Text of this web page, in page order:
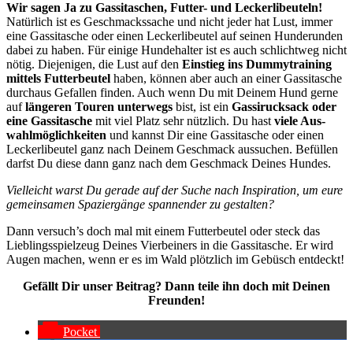
Wir sagen Ja zu Gas­si­ta­schen, Fut­ter- und Lecker­li­beu­teln!
Natür­lich ist es Geschmacks­sa­che und nicht jeder hat Lust, immer
eine Gas­si­ta­sche oder einen Lecker­li­beu­tel auf sei­nen Hun­de­run­den
dabei zu haben. Für eini­ge Hun­de­hal­ter ist es auch schlicht­weg nicht
nötig. Die­je­ni­gen, die Lust auf den Ein­stieg ins Dum­my­trai­ning
mit­tels Fut­ter­beu­tel haben, kön­nen aber auch an einer Gas­si­ta­sche
durch­aus Gefal­len fin­den. Auch wenn Du mit Dei­nem Hund ger­ne
auflän­ge­ren Tou­ren unter­wegs bist, ist ein Gas­si­ruck­sack oder
eine Gas­si­ta­sche mit viel Platz sehr nütz­lich. Du hastvie­le Aus­
wahl­mög­lich­kei­ten und kannst Dir eine Gas­si­ta­sche oder einen
Lecker­li­beu­tel ganz nach Dei­nem Geschmack aus­su­chen. Befül­len
darfst Du die­se dann ganz nach dem Geschmack Dei­nes Hun­des.
Viel­leicht warst Du gera­de auf der Suche nach Inspi­ra­ti­on, um eure
gemein­sa­men Spa­zier­gän­ge span­nen­der zu gestal­ten?
Dann versuch’s doch mal mit einem Fut­ter­beu­tel oder steck das
Lieb­lings­spiel­zeug Dei­nes Vier­bei­ners in die Gas­si­ta­sche. Er wird
Augen machen, wenn er es im Wald plötz­lich im Gebüsch ent­deckt!
Gefällt Dir unser Bei­trag? Dann tei­le ihn doch mit Dei­nen
Freun­den!
Pocket